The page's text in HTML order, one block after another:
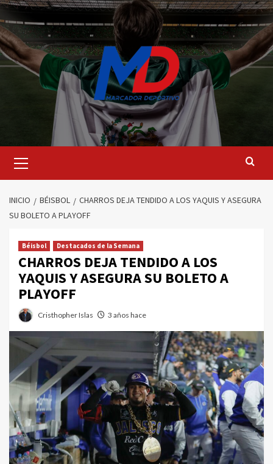
Saltar
al
contenido
principal
INICIO BÉISBOL
CHARROS DEJA TENDIDO A LOS YAQUIS Y ASEGURA
SU BOLETO A PLAYOFF
Béisbol Destacados de la Semana
CHARROS DEJA TENDIDO A LOS
YAQUIS Y ASEGURA SU BOLETO A
PLAYOFF
Cristhopher Islas 3 años hace